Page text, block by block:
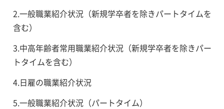
2.一般職業紹介状況（新規学卒者を除きパートタイムを
含む）
3.中高年齢者常用職業紹介状況（新規学卒者を除きパー
トタイムを含む）
4.日雇の職業紹介状況
5.一般職業紹介状況（パートタイム）